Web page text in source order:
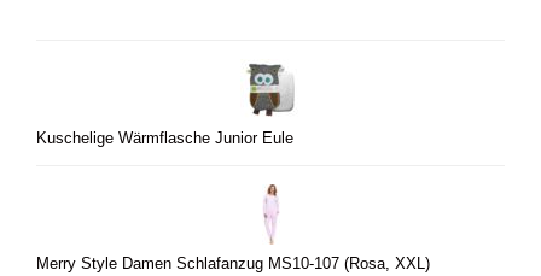
Kuschelige Wärmflasche Junior Eule
Merry Style Damen Schlafanzug MS10-107 (Rosa, XXL)